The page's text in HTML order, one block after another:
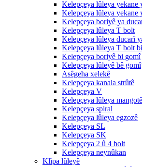
Kelepçeya lûleya yekane
Kelepçeya lûleya yekane
Kelepçeya boriyê ya
Kelepçeya lûleya T bolt
Kelepçeya lûleya ducarî
Kelepçeya lûleya T bolt
Kelepçeya boriyê bi gomî
Kelepçeya lûleyê bê gomî
Asêgeha xelekê
Kelepçeya kanala strûtê
Kelepçeya V
Kelepçeya lûleya mangotê
Kelepçeya spiral
Kelepçeya lûleya egzozê
Kelepçeya SL
Kelepçeya SK
Kelepçeya 2 û 4 bolt
Kelepçeya neynûkan
Klîpa lûleyê